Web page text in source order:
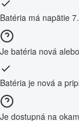
Batéria má napätie
Je batéria nová
Batéria je nová a
Je dostupná na